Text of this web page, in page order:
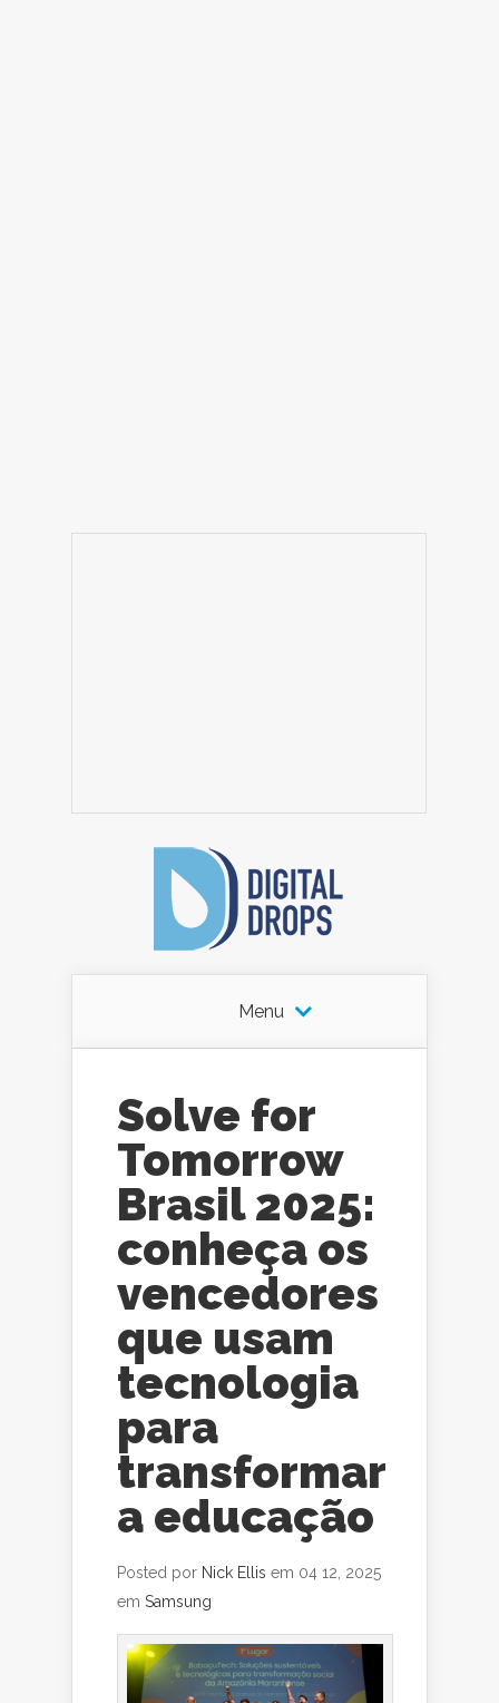
Menu
Solve for
Tomorrow
Brasil 2025:
conheça os
vencedores
que usam
tecnologia
para
transformar
a educação
Posted por Nick Ellis em 04 12, 2025
em Samsung